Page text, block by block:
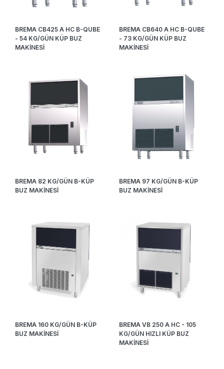
BREMA CB425 A HC B-QUBE
- 54 KG/GÜN KÜP BUZ
MAKİNESİ
BREMA CB640 A HC B-QUBE
- 73 KG/GÜN KÜP BUZ
MAKİNESİ
BREMA 82 KG/GÜN B-KÜP
BUZ MAKİNESİ
BREMA 97 KG/GÜN B-KÜP
BUZ MAKİNESİ
BREMA 160 KG/GÜN B-KÜP
BUZ MAKİNESİ
BREMA VB 250 A HC - 105
KG/GÜN HIZLI KÜP BUZ
MAKİNESİ